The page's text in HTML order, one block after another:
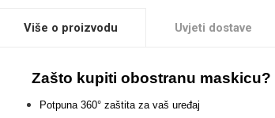
Više o proizvodu Uvjeti dostave
Zašto kupiti obostranu maskicu?
Potpuna 360° zaštita za vaš uređaj
Takeoff